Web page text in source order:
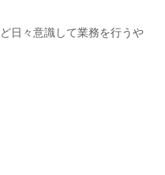
日々意識して業務を行うや